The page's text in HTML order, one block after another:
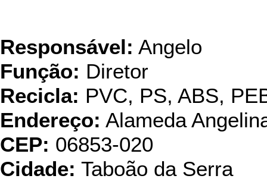
Responsável: Angelo
Função: Diretor
Recicla: PVC, PS, ABS,
Endereço: Alameda
CEP: 06853-020
Cidade: Taboão da Serra